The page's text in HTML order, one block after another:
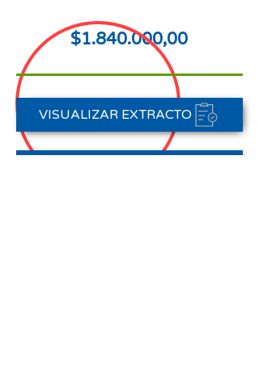
$1.840.000,00
VISUALIZAR EXTRACTO